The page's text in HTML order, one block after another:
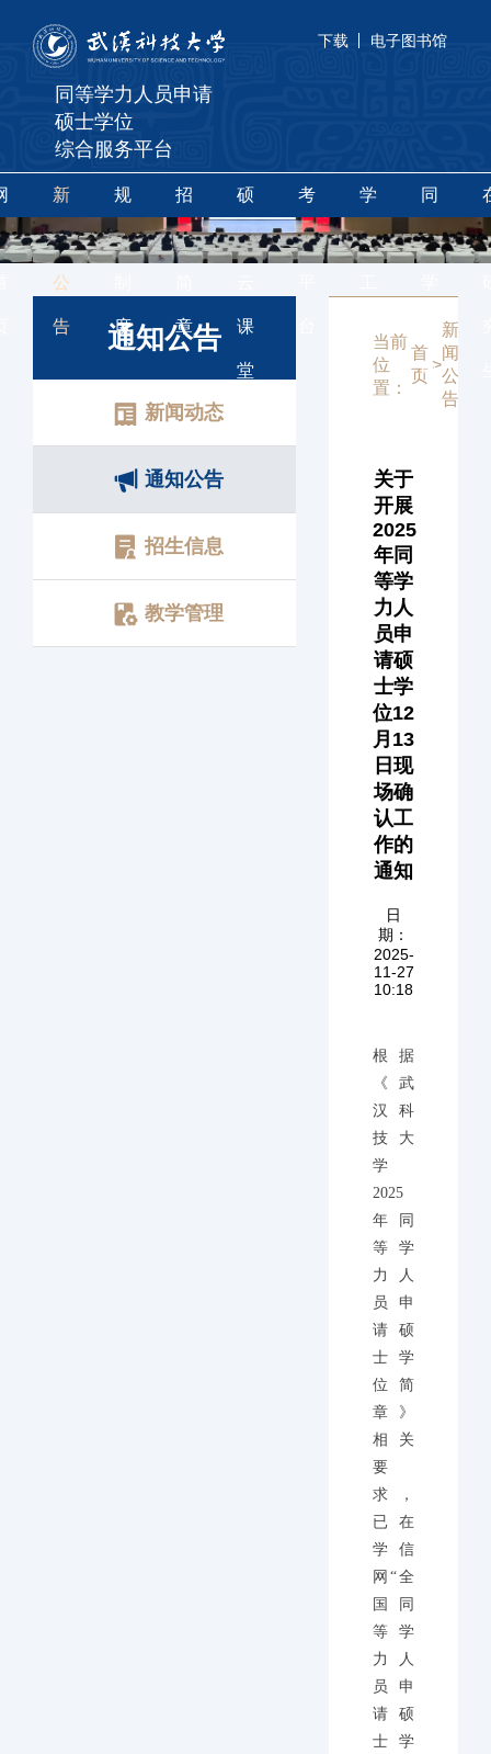
同等学力人员申请
硕士学位
综合服务平台
下载 电子图书馆
新
闻
公
告
规
章
度
招
生
章
硕
果
课
堂
考
辅
学
位
同
等
申
通知公告
新闻动态
通知公告
招生信息
教学管理
当前
位
置：
首
页
>
新
闻
公
告
关于
开展
2025
年同
等学
力人
员申
请硕
士学
位12
月13
日现
场确
认工
作的
通知
日
期：
2025-
11-27
10:18
根据
《武
汉科
技大
学
2025
年同
等学
力人
员申
请硕
士学
位简
章》
相关
要
求，
已在
学信
网“全
国同
等学
力人
员申
请硕
士学